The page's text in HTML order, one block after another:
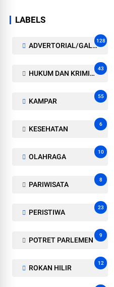
LABELS
ADVERTORIAL/GALERI
128
HUKUM DAN KRIMINAL
43
KAMPAR
55
KESEHATAN
6
OLAHRAGA
10
PARIWISATA
8
PERISTIWA
23
POTRET PARLEMEN
9
ROKAN HILIR
12